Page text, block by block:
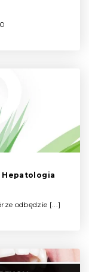
Hepatologia
odbędzie [...]